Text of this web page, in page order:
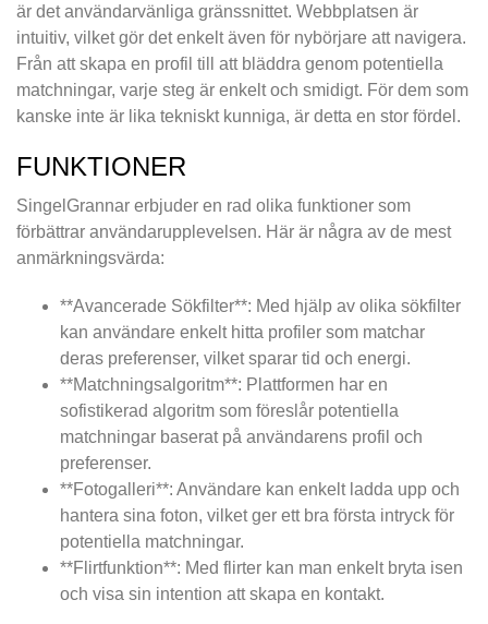
är det användarvänliga gränssnittet. Webbplatsen är
intuitiv, vilket gör det enkelt även för nybörjare att navigera.
Från att skapa en profil till att bläddra genom potentiella
matchningar, varje steg är enkelt och smidigt. För dem som
kanske inte är lika tekniskt kunniga, är detta en stor fördel.
FUNKTIONER
SingelGrannar erbjuder en rad olika funktioner som
förbättrar användarupplevelsen. Här är några av de mest
anmärkningsvärda:
**Avancerade Sökfilter**: Med hjälp av olika sökfilter
kan användare enkelt hitta profiler som matchar
deras preferenser, vilket sparar tid och energi.
**Matchningsalgoritm**: Plattformen har en
sofistikerad algoritm som föreslår potentiella
matchningar baserat på användarens profil och
preferenser.
**Fotogalleri**: Användare kan enkelt ladda upp och
hantera sina foton, vilket ger ett bra första intryck för
potentiella matchningar.
**Flirtfunktion**: Med flirter kan man enkelt bryta isen
och visa sin intention att skapa en kontakt.